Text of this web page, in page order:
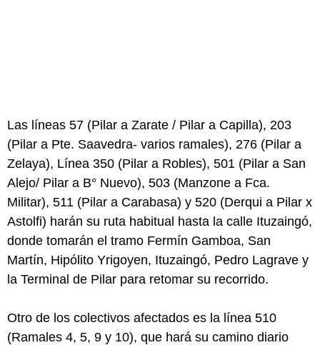
Las líneas 57 (Pilar a Zarate / Pilar a Capilla), 203
(Pilar a Pte. Saavedra- varios ramales), 276 (Pilar a
Zelaya), Línea 350 (Pilar a Robles), 501 (Pilar a San
Alejo/ Pilar a B° Nuevo), 503 (Manzone a Fca.
Militar), 511 (Pilar a Carabasa) y 520 (Derqui a Pilar x
Astolfi) harán su ruta habitual hasta la calle Ituzaingó,
donde tomarán el tramo Fermín Gamboa, San
Martín, Hipólito Yrigoyen, Ituzaingó, Pedro Lagrave y
la Terminal de Pilar para retomar su recorrido.
Otro de los colectivos afectados es la línea 510
(Ramales 4, 5, 9 y 10), que hará su camino diario